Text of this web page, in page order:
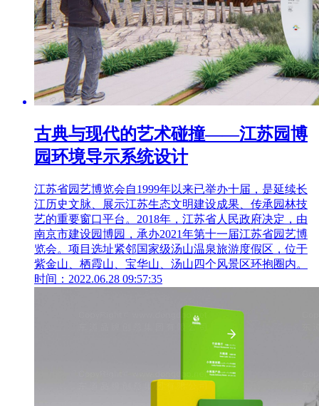
古典与现代的艺术碰撞——江苏园博
园环境导示系统设计
江苏省园艺博览会自1999年以来已举办十届，是延续长
江历史文脉、展示江苏生态文明建设成果、传承园林技
艺的重要窗口平台。2018年，江苏省人民政府决定，由
南京市建设园博园，承办2021年第十一届江苏省园艺博
览会。项目选址紧邻国家级汤山温泉旅游度假区，位于
紫金山、栖霞山、宝华山、汤山四个风景区环抱圈内。
时间：2022.06.28 09:57:35